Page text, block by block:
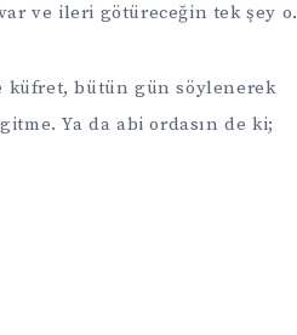
ve ileri götüreceğin tek şey o.
küfret, bütün gün söylenerek
Ya da abi ordasın de ki;